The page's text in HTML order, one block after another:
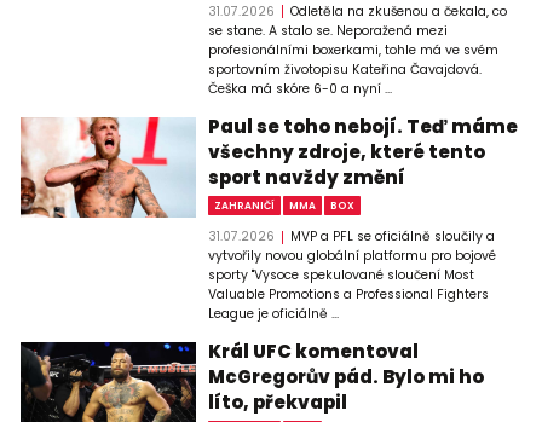
31.07.2026
Odletěla na zkušenou a čekala, co
se stane. A stalo se. Neporažená mezi
profesionálními boxerkami, tohle má ve svém
sportovním životopisu Kateřina Čavajdová.
Češka má skóre 6-0 a nyní ...
Paul se toho nebojí. Teď máme
všechny zdroje, které tento
sport navždy změní
ZAHRANIČÍ MMA BOX
31.07.2026
MVP a PFL se oficiálně sloučily a
vytvořily novou globální platformu pro bojové
sporty "Vysoce spekulované sloučení Most
Valuable Promotions a Professional Fighters
League je oficiálně ...
Král UFC komentoval
McGregorův pád. Bylo mi ho
líto, překvapil